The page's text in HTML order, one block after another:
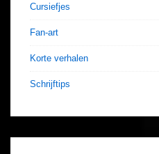
Cursiefjes
Fan-art
Korte verhalen
Schrijftips